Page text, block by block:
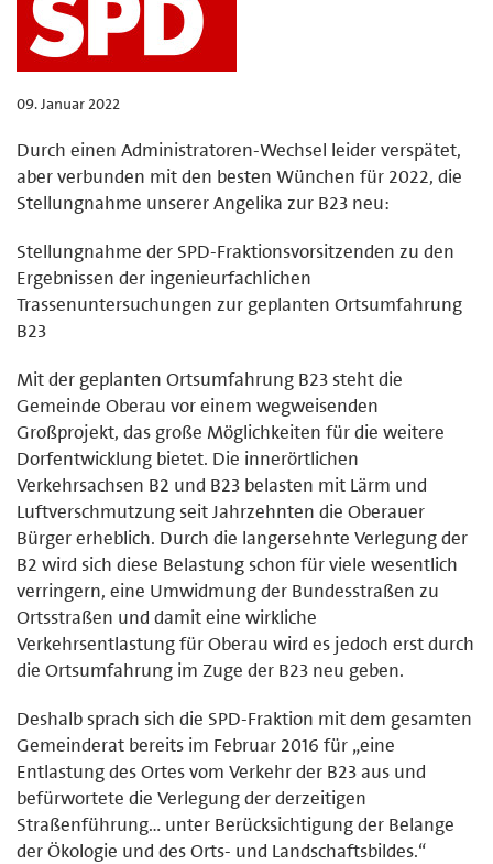
09. Januar 2022
Durch einen Administratoren-Wechsel leider verspätet,
aber verbunden mit den besten Wünchen für 2022, die
Stellungnahme unserer Angelika zur B23 neu:
Stellungnahme der SPD-Fraktionsvorsitzenden zu den
Ergebnissen der ingenieurfachlichen
Trassenuntersuchungen zur geplanten Ortsumfahrung
B23
Mit der geplanten Ortsumfahrung B23 steht die
Gemeinde Oberau vor einem wegweisenden
Großprojekt, das große Möglichkeiten für die weitere
Dorfentwicklung bietet. Die innerörtlichen
Verkehrsachsen B2 und B23 belasten mit Lärm und
Luftverschmutzung seit Jahrzehnten die Oberauer
Bürger erheblich. Durch die langersehnte Verlegung der
B2 wird sich diese Belastung schon für viele wesentlich
verringern, eine Umwidmung der Bundesstraßen zu
Ortsstraßen und damit eine wirkliche
Verkehrsentlastung für Oberau wird es jedoch erst durch
die Ortsumfahrung im Zuge der B23 neu geben.
Deshalb sprach sich die SPD-Fraktion mit dem gesamten
Gemeinderat bereits im Februar 2016 für „eine
Entlastung des Ortes vom Verkehr der B23 aus und
befürwortete die Verlegung der derzeitigen
Straßenführung… unter Berücksichtigung der Belange
der Ökologie und des Orts- und Landschaftsbildes.“